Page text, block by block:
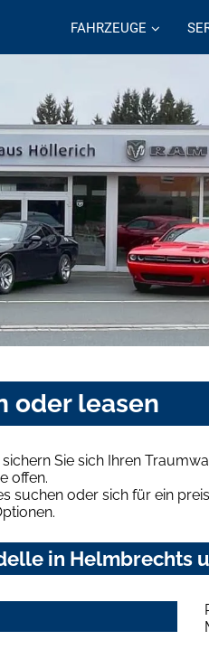
FAHRZEUGE
oder leasen
Sie sich Ihren
offen.
suchen oder sich für ein
in Helmbrechts